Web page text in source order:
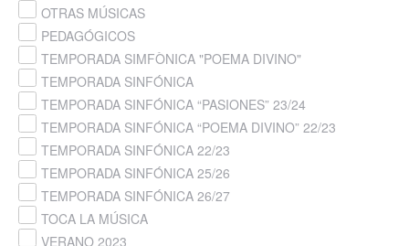
OTRAS MÚSICAS
PEDAGÓGICOS
TEMPORADA SIMFÒNICA "POEMA DIVINO"
TEMPORADA SINFÓNICA
TEMPORADA SINFÓNICA “PASIONES” 23/24
TEMPORADA SINFÓNICA “POEMA DIVINO” 22/23
TEMPORADA SINFÓNICA 22/23
TEMPORADA SINFÓNICA 25/26
TEMPORADA SINFÓNICA 26/27
TOCA LA MÚSICA
VERANO 2023